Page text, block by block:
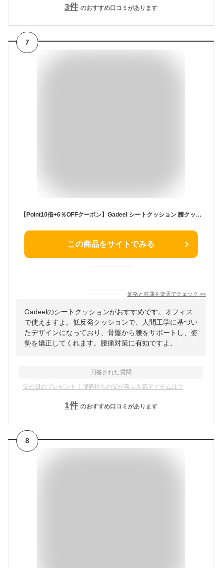
3件 のおすすめ口コミがあります
7
【Point10倍+6％OFFクーポン】Gadeel シートクッション 腰クッション 低反発 座布団 一体型 椅子クッション 腰痛対策 ランバーサポート 骨盤クッション 腰ケア 人間工学 お尻クッション 仙骨クッション 骨盤から腰をサポート 姿勢矯正 ギフト 父の日 ブラック
この商品をサイトでみる
価格と在庫を楽天でチェック >>
Gadeelのシートクッションがおすすめです。オフィス
で使えますよ。低反発クッションで、人間工学に基づい
たデザインになっており、骨盤から腰をサポートし、姿
勢を矯正してくれます。腰痛対策に有効ですよ。
回答された質問
父の日のプレゼント｜腰痛持ちの父が喜ぶ人気アイテムは？
1件 のおすすめ口コミがあります
8